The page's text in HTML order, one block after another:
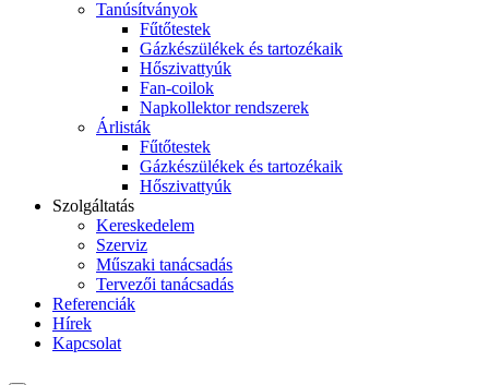
Tanúsítványok
Fűtőtestek
Gázkészülékek és tartozékaik
Hőszivattyúk
Fan-coilok
Napkollektor rendszerek
Árlisták
Fűtőtestek
Gázkészülékek és tartozékaik
Hőszivattyúk
Szolgáltatás
Kereskedelem
Szerviz
Műszaki tanácsadás
Tervezői tanácsadás
Referenciák
Hírek
Kapcsolat